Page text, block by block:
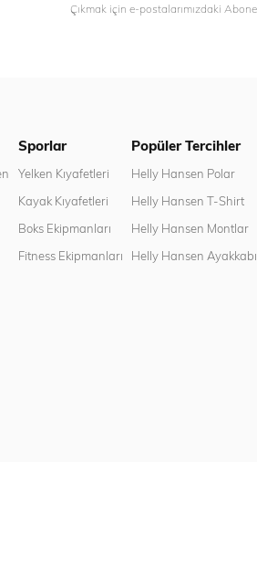
Çıkmak için e-postalarımızdaki
Sporlar
Yelken Kıyafetleri
Kayak Kıyafetleri
Boks Ekipmanları
Fitness Ekipmanları
Popüler Tercihler
Helly Hansen Polar
Helly Hansen T-Shirt
Helly Hansen Montlar
Helly Hansen Ayakkabı